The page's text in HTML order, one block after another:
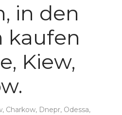
in den
kaufen
Kiew,
Charkow, Dnepr, Odessa,